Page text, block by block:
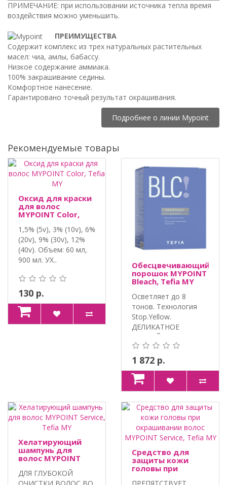
ПРИМЕЧАНИЕ: при использовании источника тепла время
воздействия можно уменьшить.
ПРЕИМУЩЕСТВА
Содержит комплекс из трех натуральных растительных
масел: чиа, амлы, бабассу.
Низкое содержание аммиака.
100% закрашивание седины.
Комфортное нанесение.
Гарантировано точный результат окрашивания.
Подробнее о линии Mypoint
Рекомендуемые товары
Оксид для краски
для волос
MYPOINT Color,
1,5% (5v), 3% (10v), 6%
(20v), 9% (30v), 12%
(40v). Объем: 60 мл,
900 мл. УХ..
130 р.
Обесцвечивающий
порошок MYPOINT
Bleach, Tefia MY
Осветляет до 8
тонов. Технология
Stop.Yellow.
ДЕЛИКАТНОЕ
ВОЗДЕЙСТВИЕ С
ЛИПИДНЫМ..
1 872 р.
Хелатирующий
шампунь для
волос MYPOINT
Service, Tefia MY
ДЛЯ ГЛУБОКОЙ
Средство для
защиты кожи
головы при